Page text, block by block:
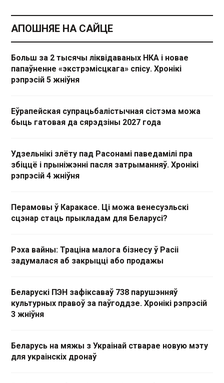
АПОШНЯЕ НА САЙЦЕ
Больш за 2 тысячы ліквідаваных НКА і новае
папаўненне «экстрэмісцкага» спісу. Хронікі
рэпрэсій 5 жніўня
Еўрапейская супрацьбалістычная сістэма можа
быць гатовая да сярэдзіны 2027 года
Удзельнікі злёту пад Расонамі паведамілі пра
збіццё і прыніжэнні пасля затрыманняў. Хронікі
рэпрэсій 4 жніўня
Перамовы ў Каракасе. Ці можа венесуэльскі
сцэнар стаць прыкладам для Беларусі?
Рэха вайны: Траціна малога бізнесу ў Расіі
задумалася аб закрыцці або продажы
Беларускі ПЭН зафіксаваў 738 парушэнняў
культурных правоў за паўгоддзе. Хронікі рэпрэсій
3 жніўня
Беларусь на мяжы з Украінай стварае новую мэту
для украінскіх дронаў